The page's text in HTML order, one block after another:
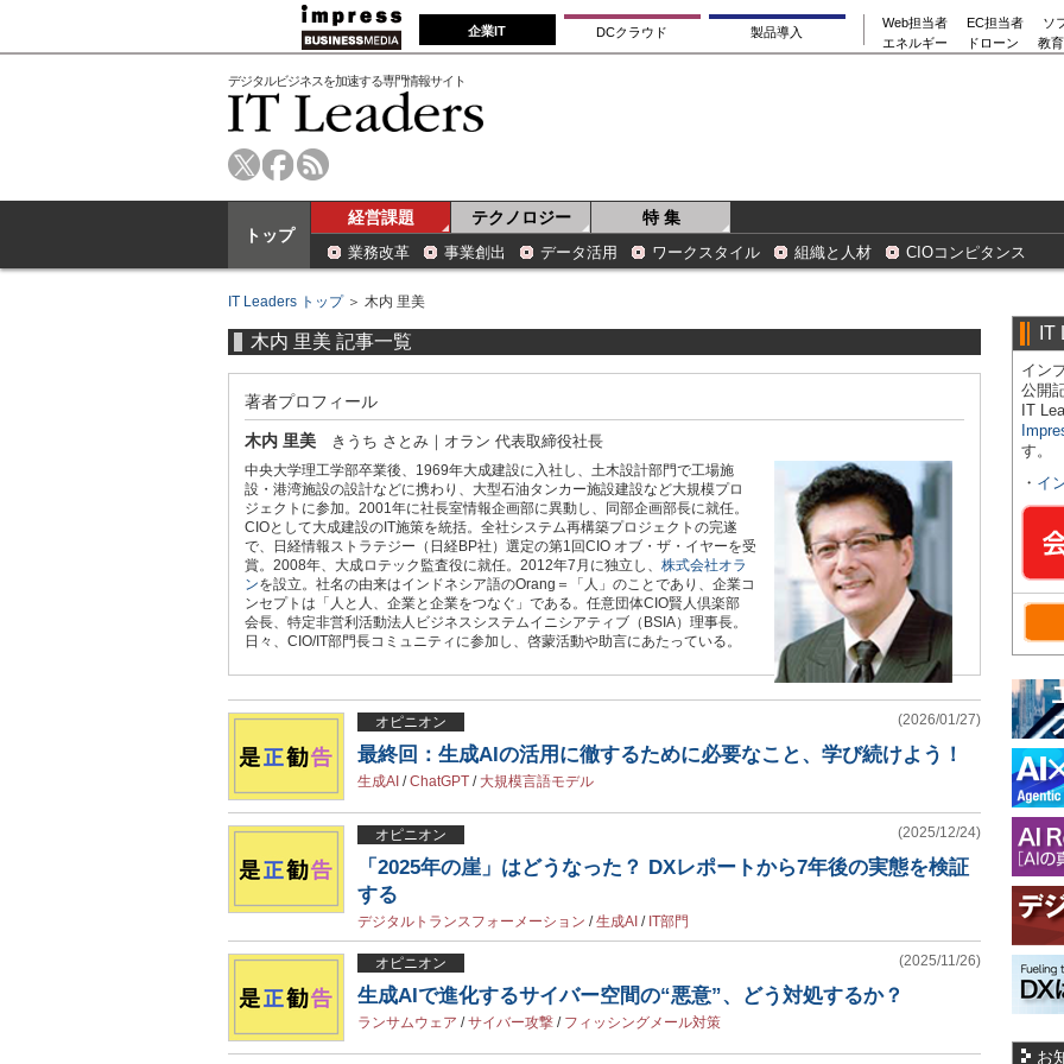
企業IT DCクラウド 製品導入
Web担当者 EC担当者
ソ
エネルギー
ドローン 教
デジタルビジネスを加速する専門情報サイト
トップ
経営課題 テクノロジー 特 集
業務改革 事業創出 データ活用 ワークスタイル 組織と人材 CIOコンピタンス
IT Leaders トップ＞ 木内 里美
木内 里美 記事一覧
著者プロフィール
木内 里美 きうち さとみ ｜ オラン 代表取締役社長
中央大学理工学部卒業後、1969年大成建設に入社し、土木設計部門で工場施
設・港湾施設の設計などに携わり、大型石油タンカー施設建設など大規模プロ
ジェクトに参加。2001年に社長室情報企画部に異動し、同部企画部長に就任。
CIOとして大成建設のIT施策を統括。全社システム再構築プロジェクトの完遂
で、日経情報ストラテジー（日経BP社）選定の第1回CIO オブ・ザ・イヤーを受
賞。2008年、大成ロテック監査役に就任。2012年7月に独立し、 株式会社オラ
ンを設立。社名の由来はインドネシア語のOrang＝「人」のことであり、企業コ
ンセプトは「人と人、企業と企業をつなぐ」である。任意団体CIO賢人倶楽部
会長、特定非営利活動法人ビジネスシステムイニシアティブ（BSIA）理事長。
日々、CIO/IT部門長コミュニティに参加し、啓蒙活動や助言にあたっている。
オピニオン (2026/01/27)
最終回：生成AIの活用に徹するために必要なこと、学び続けよう！
生成AI /ChatGPT / 大規模言語モデル
オピニオン (2025/12/24)
「2025年の崖」はどうなった？ DXレポートから7年後の実態を検証
する
デジタルトランスフォーメーション /生成AI / IT部門
オピニオン (2025/11/26)
生成AIで進化するサイバー空間の“悪意”、どう対処するか？
ランサムウェア /サイバー攻撃 / フィッシングメール対策
IT
イン
公開
IT
す。
・ イ
お